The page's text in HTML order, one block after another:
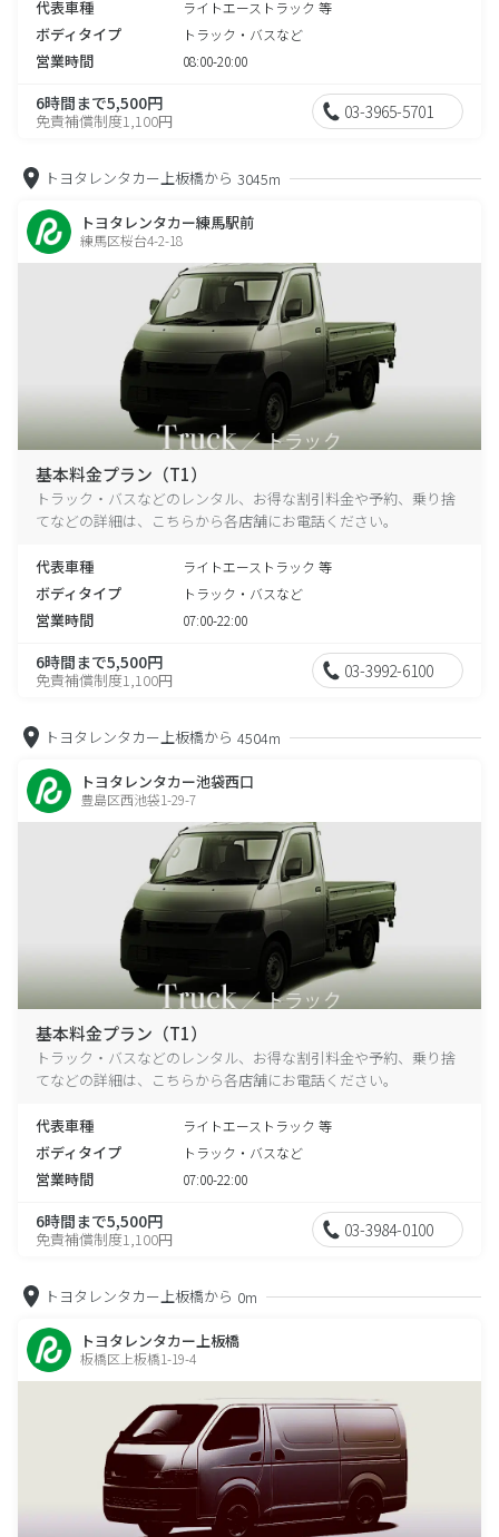
代表車種 ライトエーストラック 等
ボディタイプ トラック・バスなど
営業時間 08:00-20:00
6時間まで5,500円
免責補償制度1,100円 03-3965-5701
トヨタレンタカー上板橋から 3045m
トヨタレンタカー練馬駅前
練馬区桜台4-2-18
基本料金プラン（T1）
トラック・バスなどのレンタル、お得な割引料金や予約、乗り捨
てなどの詳細は、こちらから各店舗にお電話ください。
代表車種 ライトエーストラック 等
ボディタイプ トラック・バスなど
営業時間 07:00-22:00
6時間まで5,500円
免責補償制度1,100円 03-3992-6100
トヨタレンタカー上板橋から 4504m
トヨタレンタカー池袋西口
豊島区西池袋1-29-7
基本料金プラン（T1）
トラック・バスなどのレンタル、お得な割引料金や予約、乗り捨
てなどの詳細は、こちらから各店舗にお電話ください。
代表車種 ライトエーストラック 等
ボディタイプ トラック・バスなど
営業時間 07:00-22:00
6時間まで5,500円
免責補償制度1,100円 03-3984-0100
トヨタレンタカー上板橋から 0m
トヨタレンタカー上板橋
板橋区上板橋1-19-4